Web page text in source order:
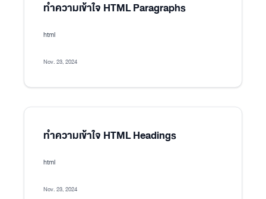
ทำความเข้าใจ HTML Paragraphs
html
Nov. 23, 2024
ทำความเข้าใจ HTML Headings
html
Nov. 23, 2024